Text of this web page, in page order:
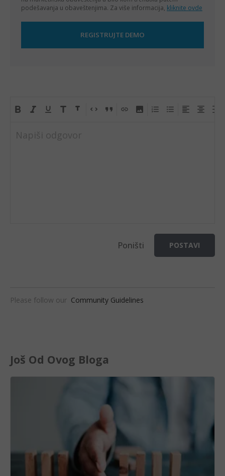
podešavanja u obaveštenjima. Za više informacija, kliknite ovde
Napiši odgovor
Poništi POSTAVI
Please follow our Community Guidelines
Još Od Ovog Bloga